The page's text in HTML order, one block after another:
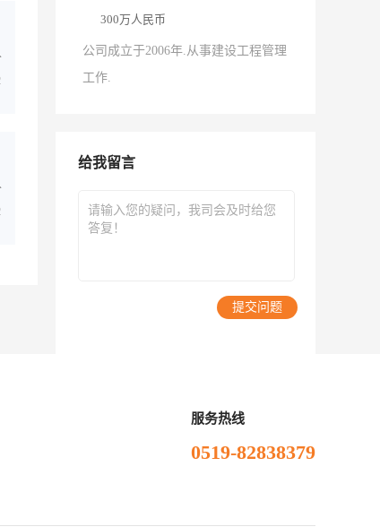
300万人民币
公司成立于2006年.从事建设工程管理
工作.
给我留言
提交问题
服务热线
0519-82838379